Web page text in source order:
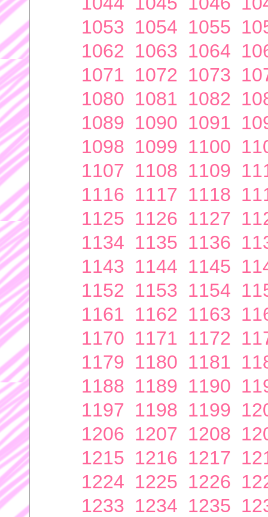
1053 1054 1055
1062 1063 1064
1071 1072 1073
1080 1081 1082
1089 1090 1091
1098 1099 1100
1107 1108 1109
1116 1117 1118
1125 1126 1127
1134 1135 1136
1143 1144 1145
1152 1153 1154
1161 1162 1163
1170 1171 1172
1179 1180 1181
1188 1189 1190
1197 1198 1199
1206 1207 1208
1215 1216 1217
1224 1225 1226
1233 1234 1235